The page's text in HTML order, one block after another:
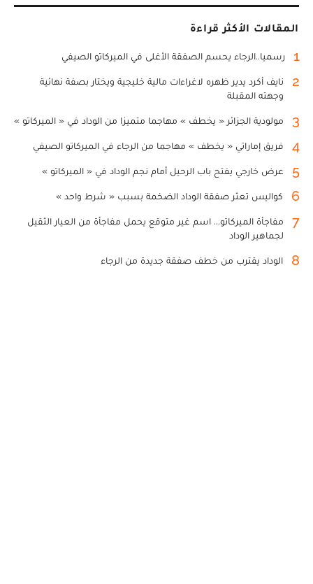
المقالات الأكثر قراءة
1 رسميا..الرجاء يحسم الصفقة الأغلى في الميركاتو الصيفي
2
نايف أكرد يدير ظهره لاغراءات مالية خليجية ويختار بصفة نهائية
وجهته المقبلة
3 مولودية الجزائر « يخطف » مهاجما متميزا من الوداد في « الميركاتو »
4 فريق إماراتي « يخطف » مهاجما من الرجاء في الميركاتو الصيفي
5 عرض خارجي يفتح باب الرحيل أمام نجم الوداد في « الميركاتو »
6 كواليس تعثر صفقة الوداد الضخمة بسبب « شرط واحد »
7
مفاجأة الميركاتو... اسم غير متوقع يحمل مفاجأة من العيار الثقيل
لجماهير الوداد
8 الوداد يقترب من خطف صفقة جديدة من الرجاء